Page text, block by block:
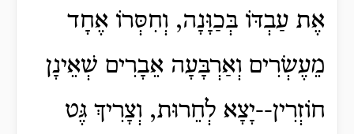
אֶת עַבְדּוֹ בְּכַוָּנָה, וְחִסְּרוֹ אֶחָד
מֵעֶשְׂרִים וְאַרְבָּעָה אֵבָרִים שְׁאֵינָן
חוֹזְרִין--יָצָא לְחֵרוּת, וְצָרִיךְ גֶּט